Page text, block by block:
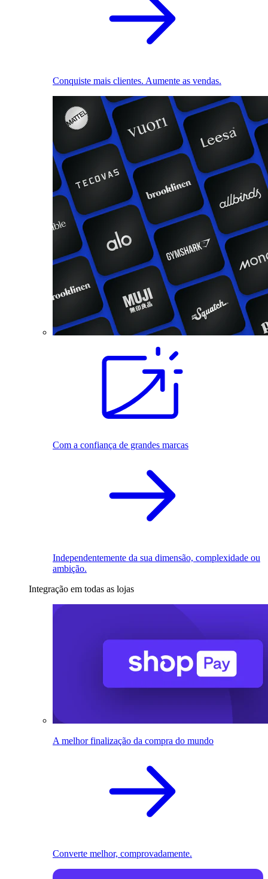
Conquiste mais clientes. Aumente as vendas.
Com a confiança de grandes marcas
Independentemente da sua dimensão, complexidade ou
ambição.
Integração em todas as lojas
A melhor finalização da compra do mundo
Converte melhor, comprovadamente.